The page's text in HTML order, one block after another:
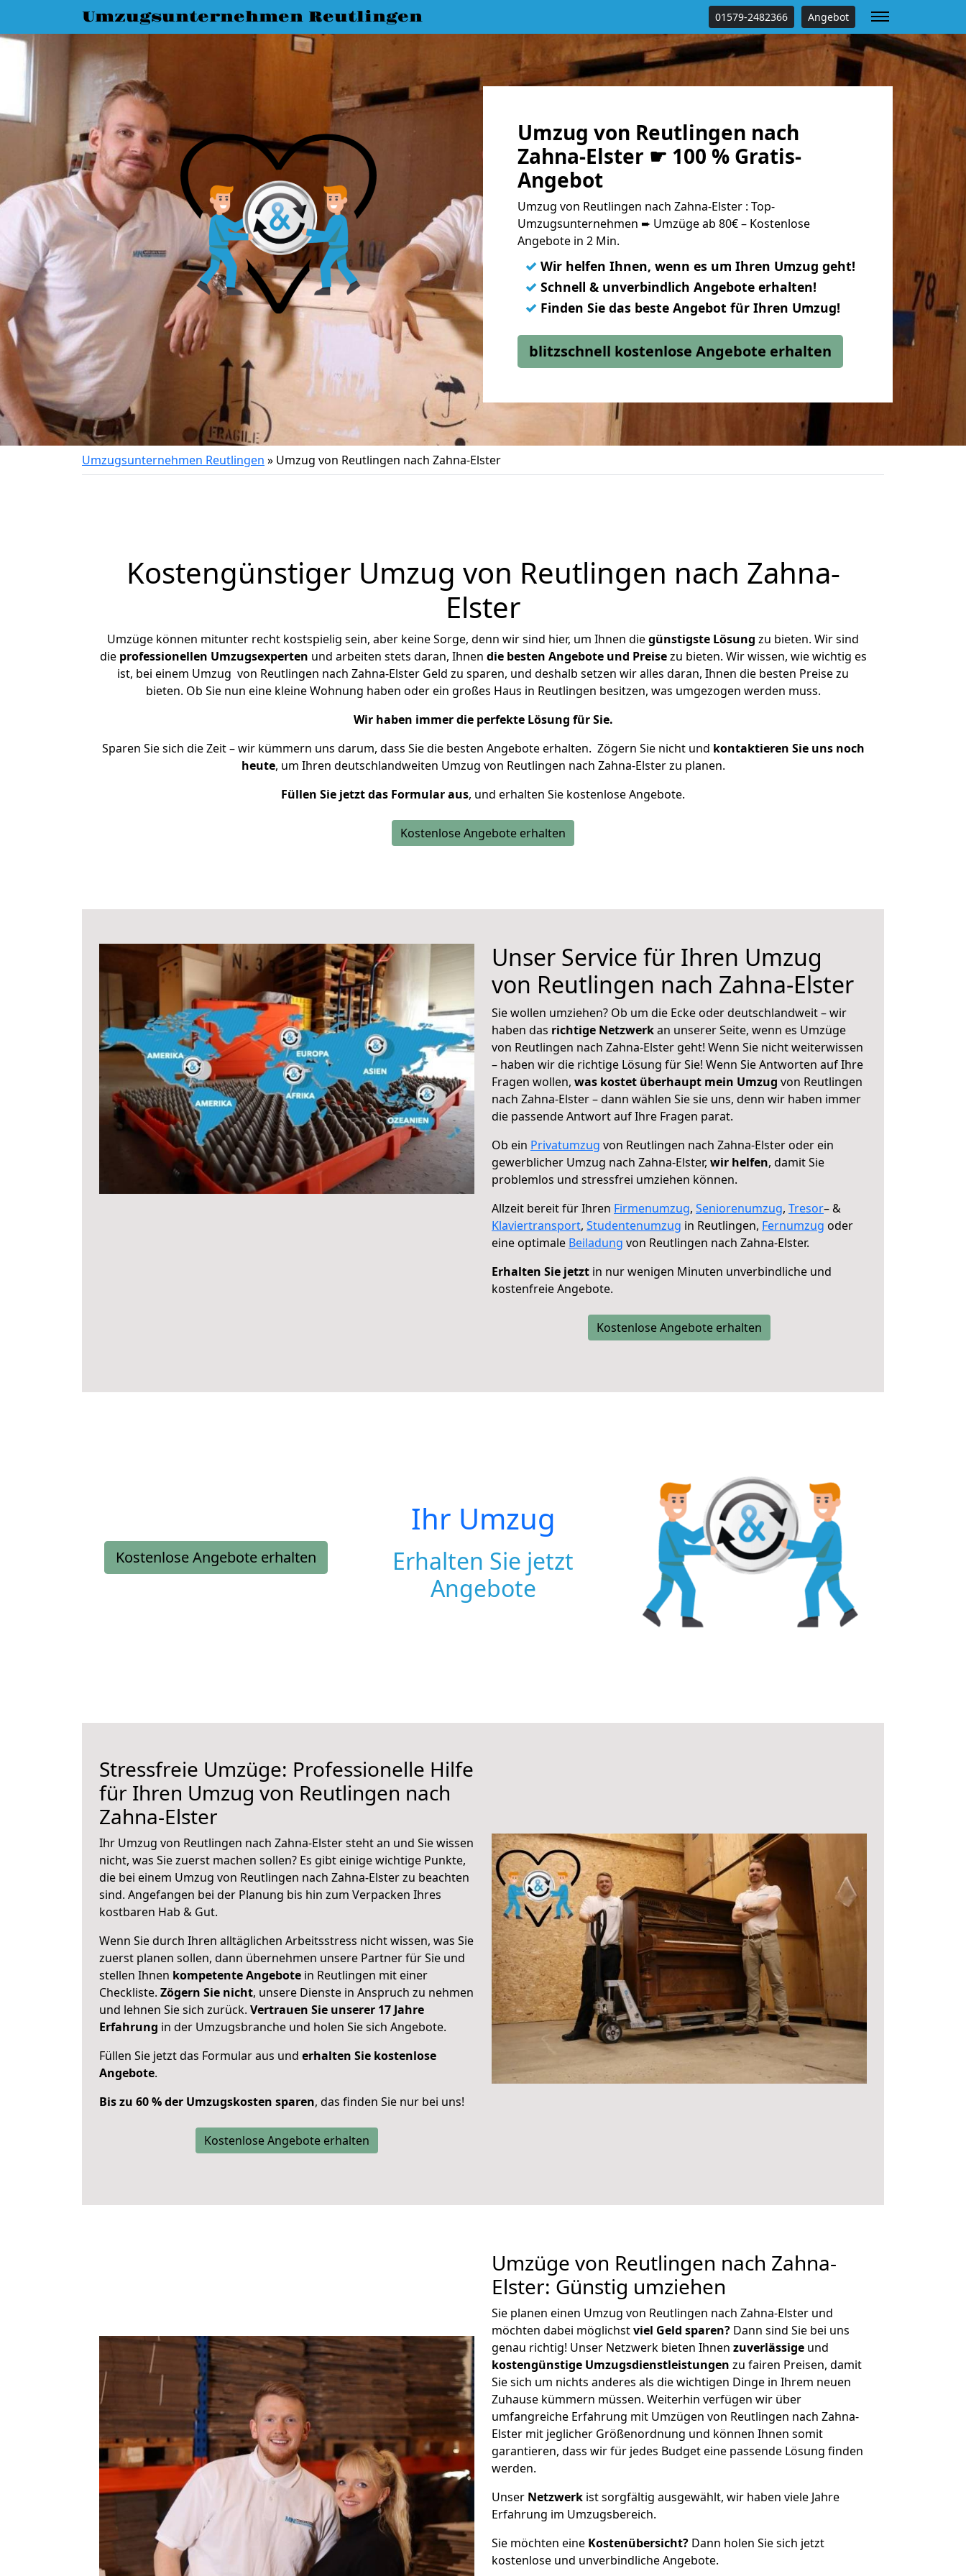
Umzugsunternehmen Reutlingen 01579-2482366 Angebot
Umzug von Reutlingen nach
Zahna-Elster ☛ 100 % Gratis-
Angebot
Umzug von Reutlingen nach Zahna-Elster : Top-
Umzugsunternehmen ➨ Umzüge ab 80€ – Kostenlose
Angebote in 2 Min.
✓ Wir helfen Ihnen, wenn es um Ihren Umzug geht!
✓ Schnell & unverbindlich Angebote erhalten!
✓ Finden Sie das beste Angebot für Ihren Umzug!
blitzschnell kostenlose Angebote erhalten
Umzugsunternehmen Reutlingen » Umzug von Reutlingen nach Zahna-Elster
Kostengünstiger Umzug von Reutlingen nach Zahna-
Elster
Umzüge können mitunter recht kostspielig sein, aber keine Sorge, denn wir sind hier, um Ihnen diegünstigste Lösung zu bieten. Wir sind
die professionellen Umzugsexperten und arbeiten stets daran, Ihnen die besten Angebote und Preisezu bieten. Wir wissen, wie wichtig es
ist, bei einem Umzug von Reutlingen nach Zahna-Elster Geld zu sparen, und deshalb setzen wir alles daran, Ihnen die besten Preise zu
bieten. Ob Sie nun eine kleine Wohnung haben oder ein großes Haus in Reutlingen besitzen, was umgezogen werden muss.
Wir haben immer die perfekte Lösung für Sie.
Sparen Sie sich die Zeit – wir kümmern uns darum, dass Sie die besten Angebote erhalten. Zögern Sie nicht und kontaktieren Sie uns noch
heute, um Ihren deutschlandweiten Umzug von Reutlingen nach Zahna-Elster zu planen.
Füllen Sie jetzt das Formular aus, und erhalten Sie kostenlose Angebote.
Kostenlose Angebote erhalten
Unser Service für Ihren Umzug
von Reutlingen nach Zahna-Elster
Sie wollen umziehen? Ob um die Ecke oder deutschlandweit – wir
haben das richtige Netzwerkan unserer Seite, wenn es Umzüge
von Reutlingen nach Zahna-Elster geht! Wenn Sie nicht weiterwissen
– haben wir die richtige Lösung für Sie! Wenn Sie Antworten auf Ihre
Fragen wollen, was kostet überhaupt mein Umzug von Reutlingen
nach Zahna-Elster – dann wählen Sie sie uns, denn wir haben immer
die passende Antwort auf Ihre Fragen parat.
Ob ein Privatumzug von Reutlingen nach Zahna-Elster oder ein
gewerblicher Umzug nach Zahna-Elster, wir helfen, damit Sie
problemlos und stressfrei umziehen können.
Allzeit bereit für Ihren Firmenumzug, Seniorenumzug, Tresor– &
Klaviertransport, Studentenumzug in Reutlingen, Fernumzug oder
eine optimale Beiladung von Reutlingen nach Zahna-Elster.
Erhalten Sie jetzt in nur wenigen Minuten unverbindliche und
kostenfreie Angebote.
Kostenlose Angebote erhalten
Kostenlose Angebote erhalten
Ihr Umzug
Erhalten Sie jetzt
Angebote
Stressfreie Umzüge: Professionelle Hilfe
für Ihren Umzug von Reutlingen nach
Zahna-Elster
Ihr Umzug von Reutlingen nach Zahna-Elster steht an und Sie wissen
nicht, was Sie zuerst machen sollen? Es gibt einige wichtige Punkte,
die bei einem Umzug von Reutlingen nach Zahna-Elster zu beachten
sind. Angefangen bei der Planung bis hin zum Verpacken Ihres
kostbaren Hab & Gut.
Wenn Sie durch Ihren alltäglichen Arbeitsstress nicht wissen, was Sie
zuerst planen sollen, dann übernehmen unsere Partner für Sie und
stellen Ihnen kompetente Angebote in Reutlingen mit einer
Checkliste. Zögern Sie nicht, unsere Dienste in Anspruch zu nehmen
und lehnen Sie sich zurück. Vertrauen Sie unserer 17 Jahre
Erfahrung in der Umzugsbranche und holen Sie sich Angebote.
Füllen Sie jetzt das Formular aus und erhalten Sie kostenlose
Angebote.
Bis zu 60 % der Umzugskosten sparen, das finden Sie nur bei uns!
Kostenlose Angebote erhalten
Umzüge von Reutlingen nach Zahna-
Elster: Günstig umziehen
Sie planen einen Umzug von Reutlingen nach Zahna-Elster und
möchten dabei möglichstviel Geld sparen? Dann sind Sie bei uns
genau richtig! Unser Netzwerk bieten Ihnen zuverlässige und
kostengünstige Umzugsdienstleistungen zu fairen Preisen, damit
Sie sich um nichts anderes als die wichtigen Dinge in Ihrem neuen
Zuhause kümmern müssen. Weiterhin verfügen wir über
umfangreiche Erfahrung mit Umzügen von Reutlingen nach Zahna-
Elster mit jeglicher Größenordnung und können Ihnen somit
garantieren, dass wir für jedes Budget eine passende Lösung finden
werden.
Unser Netzwerk ist sorgfältig ausgewählt, wir haben viele Jahre
Erfahrung im Umzugsbereich.
Sie möchten eine Kostenübersicht? Dann holen Sie sich jetzt
kostenlose und unverbindliche Angebote.